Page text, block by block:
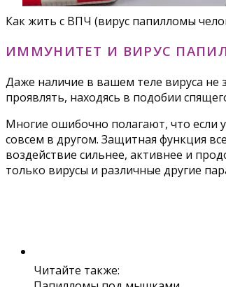
Как жить с ВПЧ (вирус папилломы
ИММУНИТЕТ И ВИРУС
Даже наличие в вашем теле вируса не
проявлять, находясь в подобии
Многие ошибочно полагают, что если
совсем в другом. Защитная функция
воздействие сильнее, активнее и
только вирусы и различные другие
Читайте также: